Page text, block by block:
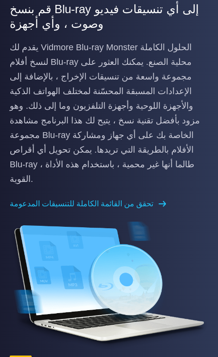
قم بنسخ Blu-ray إلى أي تنسيقات فيديو
وصوت ، وأي أجهزة
يقدم لك Vidmore Blu-ray Monster الحلول الكاملة
لنسخ أفلام Blu-ray محلية الصنع. يمكنك العثور على
مجموعة واسعة من تنسيقات الإخراج ، بالإضافة إلى
الإعدادات المسبقة المحسّنة لمختلف الهواتف الذكية
والأجهزة اللوحية وأجهزة التلفزيون وما إلى ذلك. وهو
مزود بأفضل تقنية نسخ ، يتيح لك هذا البرنامج مشاهدة
مجموعة Blu-ray الخاصة بك على أي جهاز ومشاركة
الأفلام بالطريقة التي تريدها. يمكن تحويل أي أقراص
Blu-ray ، طالما أنها غير محمية ، باستخدام هذه الأداة
القوية.
تحقق من القائمة الكاملة للتنسيقات المدعومة